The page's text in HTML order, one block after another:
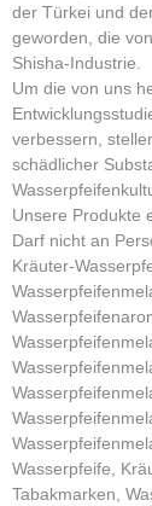
der Türkei und
geworden, die
Shisha-Industrie.
Um die von uns
verbessern,
schädlicher
Unsere Produkte
Darf nicht an
Kräuter-
Wasserpfeife,
Tabakmarken,